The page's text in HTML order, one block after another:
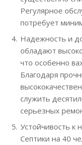
Регулярное
потребует
Надежность и
обладают
что особенно
Благодаря
служить
серьезных
Устойчивость к
Септики на 40